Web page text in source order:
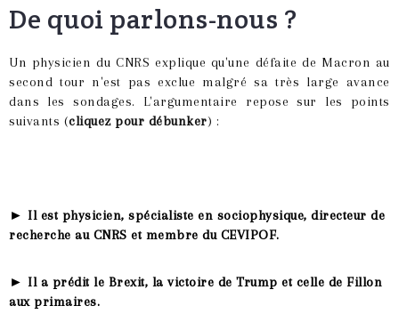
De quoi parlons-nous ?
Un physicien du CNRS explique qu'une défaite de Macron au
second tour n'est pas exclue malgré sa très large avance
dans les sondages. L'argumentaire repose sur les points
suivants (cliquez pour débunker) :
► Il est physicien, spécialiste en sociophysique, directeur de
recherche au CNRS et membre du CEVIPOF.
► Il a prédit le Brexit, la victoire de Trump et celle de Fillon
aux primaires.